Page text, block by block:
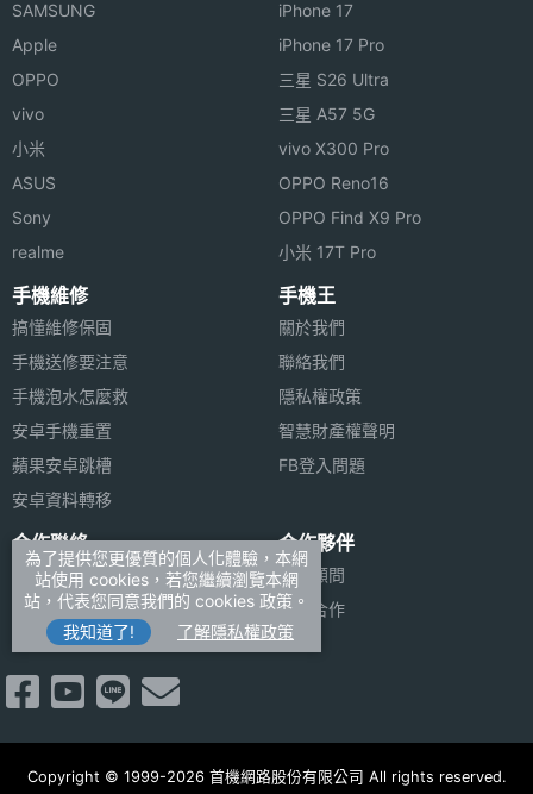
SAMSUNG
Apple
OPPO
vivo
小米
ASUS
Sony
realme
iPhone 17
iPhone 17 Pro
三星 S26 Ultra
三星 A57 5G
vivo X300 Pro
OPPO Reno16
OPPO Find X9 Pro
小米 17T Pro
手機維修
搞懂維修保固
手機送修要注意
手機泡水怎麼救
安卓手機重置
蘋果安卓跳槽
安卓資料轉移
手機王
關於我們
聯絡我們
隱私權政策
智慧財產權聲明
FB登入問題
合作聯絡
廣告刊登
加入商店報價
新聞聯絡
合作夥伴
法律顧問
媒體合作
Copyright © 1999-2026 首機網路股份有限公司 All rights reserved.
為了提供您更優質的個人化體驗，本網
站使用 cookies，若您繼續瀏覽本網
站，代表您同意我們的 cookies 政策。
我知道了!
了解隱私權政策